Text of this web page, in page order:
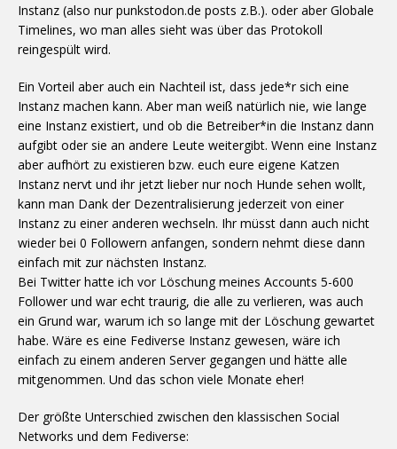
Instanz (also nur punkstodon.de posts z.B.). oder aber Globale
Timelines, wo man alles sieht was über das Protokoll
reingespült wird.
Ein Vorteil aber auch ein Nachteil ist, dass jede*r sich eine
Instanz machen kann. Aber man weiß natürlich nie, wie lange
eine Instanz existiert, und ob die Betreiber*in die Instanz dann
aufgibt oder sie an andere Leute weitergibt. Wenn eine Instanz
aber aufhört zu existieren bzw. euch eure eigene Katzen
Instanz nervt und ihr jetzt lieber nur noch Hunde sehen wollt,
kann man Dank der Dezentralisierung jederzeit von einer
Instanz zu einer anderen wechseln. Ihr müsst dann auch nicht
wieder bei 0 Followern anfangen, sondern nehmt diese dann
einfach mit zur nächsten Instanz.
Bei Twitter hatte ich vor Löschung meines Accounts 5-600
Follower und war echt traurig, die alle zu verlieren, was auch
ein Grund war, warum ich so lange mit der Löschung gewartet
habe. Wäre es eine Fediverse Instanz gewesen, wäre ich
einfach zu einem anderen Server gegangen und hätte alle
mitgenommen. Und das schon viele Monate eher!
Der größte Unterschied zwischen den klassischen Social
Networks und dem Fediverse: